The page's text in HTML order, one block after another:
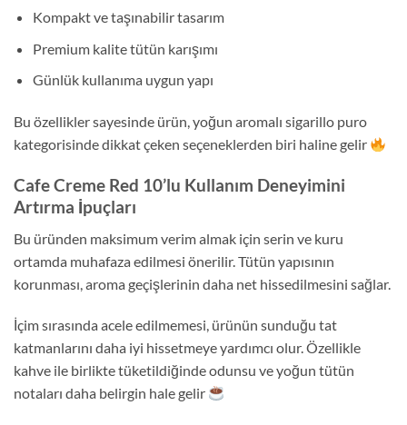
Kompakt ve taşınabilir tasarım
Premium kalite tütün karışımı
Günlük kullanıma uygun yapı
Bu özellikler sayesinde ürün, yoğun aromalı sigarillo puro
kategorisinde dikkat çeken seçeneklerden biri haline gelir
Cafe Creme Red 10’lu Kullanım Deneyimini
Artırma İpuçları
Bu üründen maksimum verim almak için serin ve kuru
ortamda muhafaza edilmesi önerilir. Tütün yapısının
korunması, aroma geçişlerinin daha net hissedilmesini sağlar.
İçim sırasında acele edilmemesi, ürünün sunduğu tat
katmanlarını daha iyi hissetmeye yardımcı olur. Özellikle
kahve ile birlikte tüketildiğinde odunsu ve yoğun tütün
notaları daha belirgin hale gelir